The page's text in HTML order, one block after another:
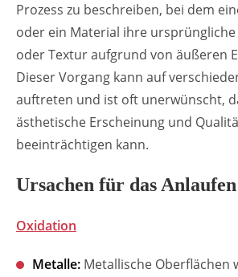
Prozess zu beschreiben, bei dem
oder ein Material ihre ursprüngliche
oder Textur aufgrund von äußeren
Dieser Vorgang kann auf
auftreten und ist oft unerwünscht,
ästhetische Erscheinung und
beeinträchtigen kann.
Ursachen für das Anlaufen
Oxidation
Metalle: Metallische Oberflächen